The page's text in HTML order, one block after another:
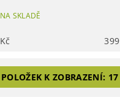
NA SKLADĚ
Kč 399
POLOŽEK K ZOBRAZENÍ: 17